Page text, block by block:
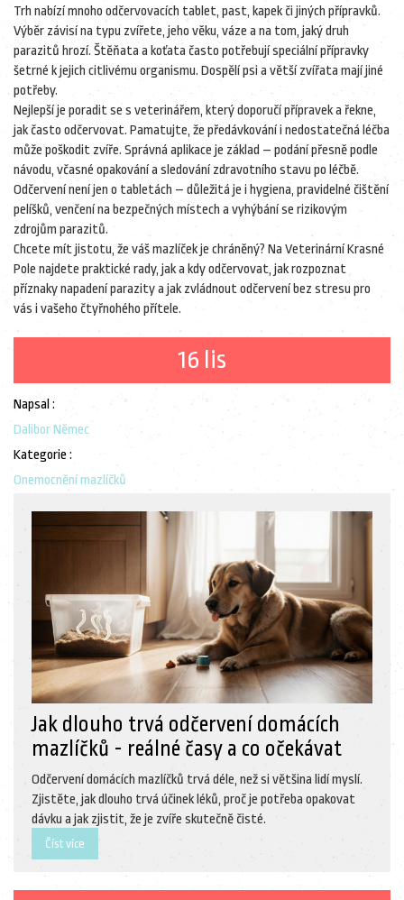
Trh nabízí mnoho odčervovacích tablet, past, kapek či jiných přípravků.
Výběr závisí na typu zvířete, jeho věku, váze a na tom, jaký druh
parazitů hrozí. Štěňata a koťata často potřebují speciální přípravky
šetrné k jejich citlivému organismu. Dospělí psi a větší zvířata mají jiné
potřeby.
Nejlepší je poradit se s veterinářem, který doporučí přípravek a řekne,
jak často odčervovat. Pamatujte, že předávkování i nedostatečná léčba
může poškodit zvíře. Správná aplikace je základ – podání přesně podle
návodu, včasné opakování a sledování zdravotního stavu po léčbě.
Odčervení není jen o tabletách – důležitá je i hygiena, pravidelné čištění
pelíšků, venčení na bezpečných místech a vyhýbání se rizikovým
zdrojům parazitů.
Chcete mít jistotu, že váš mazlíček je chráněný? Na Veterinární Krasné
Pole najdete praktické rady, jak a kdy odčervovat, jak rozpoznat
příznaky napadení parazity a jak zvládnout odčervení bez stresu pro
vás i vašeho čtyřnohého přítele.
16 lis
Napsal :
Dalibor Němec
Kategorie :
Onemocnění mazlíčků
Jak dlouho trvá odčervení domácích
mazlíčků - reálné časy a co očekávat
Odčervení domácích mazlíčků trvá déle, než si většina lidí myslí.
Zjistěte, jak dlouho trvá účinek léků, proč je potřeba opakovat
dávku a jak zjistit, že je zvíře skutečně čisté.
Číst více